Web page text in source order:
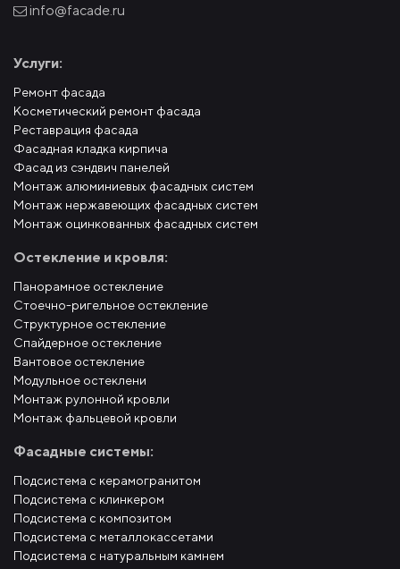
info@facade.ru
Услуги:
Ремонт фасада
Косметический ремонт фасада
Реставрация фасада
Фасадная кладка кирпича
Фасад из сэндвич панелей
Монтаж алюминиевых фасадных систем
Монтаж нержавеющих фасадных систем
Монтаж оцинкованных фасадных систем
Остекление и кровля:
Панорамное остекление
Стоечно-ригельное остекление
Структурное остекление
Спайдерное остекление
Вантовое остекление
Модульное остеклени
Монтаж рулонной кровли
Монтаж фальцевой кровли
Фасадные системы:
Подсистема с керамогранитом
Подсистема с клинкером
Подсистема с композитом
Подсистема с металлокассетами
Подсистема с натуральным камнем